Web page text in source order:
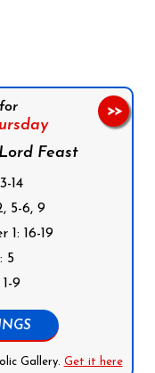
Feast
14
5-6, 9
1: 16-19
5
9
Gallery. Get it here
>>